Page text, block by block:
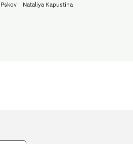
Nataliya Kapustina